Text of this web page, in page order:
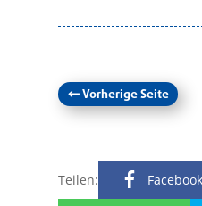
←Vorherige Seite
Teilen: Facebook